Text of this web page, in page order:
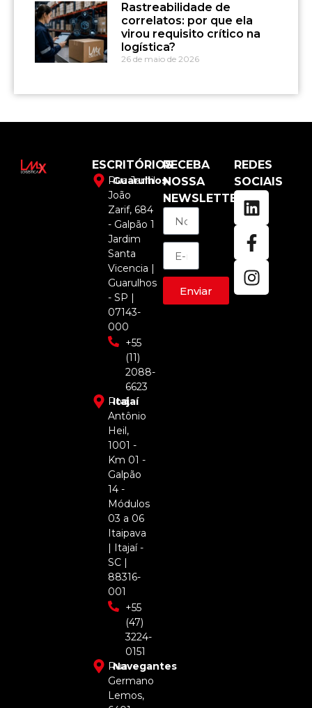
Rastreabilidade de
correlatos: por que ela
virou requisito crítico na
logística?
26 de maio de 2026
ESCRITÓRIOS
Guarulhos
Rua Jamil
João
Zarif, 684
- Galpão 1
Jardim
Santa
Vicencia |
Guarulhos
- SP |
07143-
000
+55
(11)
2088-
6623
Itajaí
Rod.
Antônio
Heil,
1001 -
Km 01 -
Galpão
14 -
Módulos
03 a 06
Itaipava
| Itajaí -
SC |
88316-
001
+55
(47)
3224-
0151
Navegantes
Rua
Germano
Lemos,
RECEBA
NOSSA
NEWSLETTER
Enviar
REDES
SOCIAIS